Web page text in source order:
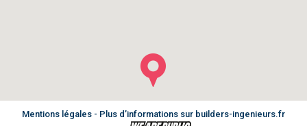
Mentions légales - Plus d’informations sur builders-ingenieurs.fr